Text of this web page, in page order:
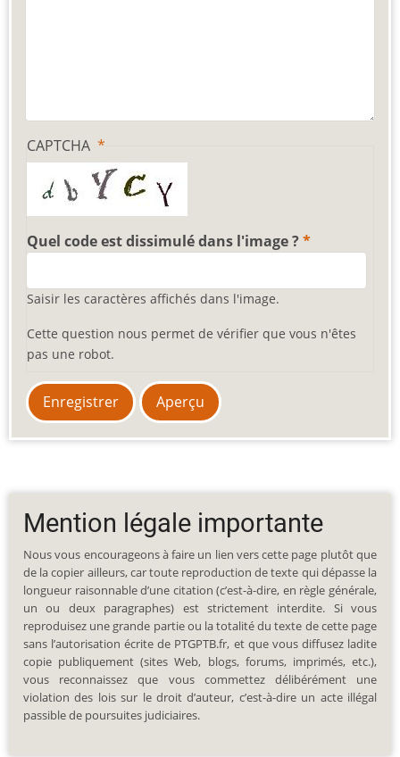
CAPTCHA
Quel code est dissimulé dans l'image ?
Saisir les caractères affichés dans l'image.
Cette question nous permet de vérifier que vous n'êtes
pas une robot.
Mention légale importante
Nous vous encourageons à faire un lien vers cette page plutôt que
de la copier ailleurs, car toute reproduction de texte qui dépasse la
longueur raisonnable d’une citation (c’est-à-dire, en règle générale,
un ou deux paragraphes) est strictement interdite. Si vous
reproduisez une grande partie ou la totalité du texte de cette page
sans l’autorisation écrite de PTGPTB.fr, et que vous diffusez ladite
copie publiquement (sites Web, blogs, forums, imprimés, etc.),
vous reconnaissez que vous commettez délibérément une
violation des lois sur le droit d’auteur, c’est-à-dire un acte illégal
passible de poursuites judiciaires.